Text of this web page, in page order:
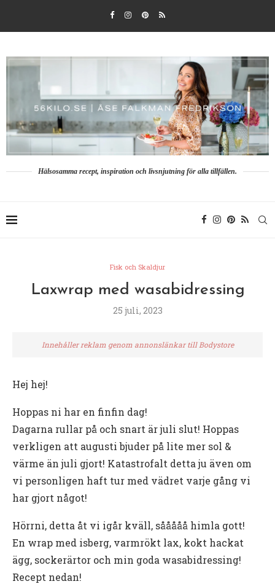
Hälsosamma recept, inspiration och livsnjutning för alla tillfällen.
Fisk och Skaldjur
Laxwrap med wasabidressing
25 juli, 2023
Innehåller reklam genom annonslänkar till Bodystore
Hej hej!
Hoppas ni har en finfin dag!
Dagarna rullar på och snart är juli slut! Hoppas
verkligen att augusti bjuder på lite mer sol &
värme än juli gjort! Katastrofalt detta ju även om
vi personligen haft tur med vädret varje gång vi
har gjort något!
Hörrni, detta åt vi igår kväll, sååååå himla gott!
En wrap med isberg, varmrökt lax, kokt hackat
ägg, sockerärtor och min goda wasabidressing!
Recept nedan!